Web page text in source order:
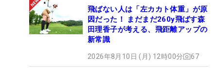
飛ばない人は「左カカト体重」が原
因だった！ まだまだ260y飛ばす森
田理香子が考える、飛距離アップの
新常識
2026年8月10日 (月) 12時00分 67